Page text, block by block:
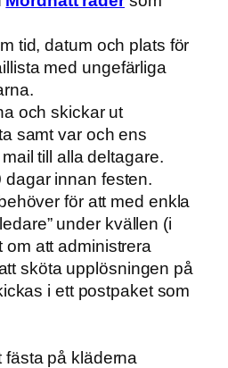
tid, datum och plats för
med ungefärliga
och skickar ut
samt var och ens
till alla deltagare.
dagar innan festen.
för att med enkla
under kvällen (i
om att administrera
sköta upplösningen på
i ett postpaket som
fästa på kläderna